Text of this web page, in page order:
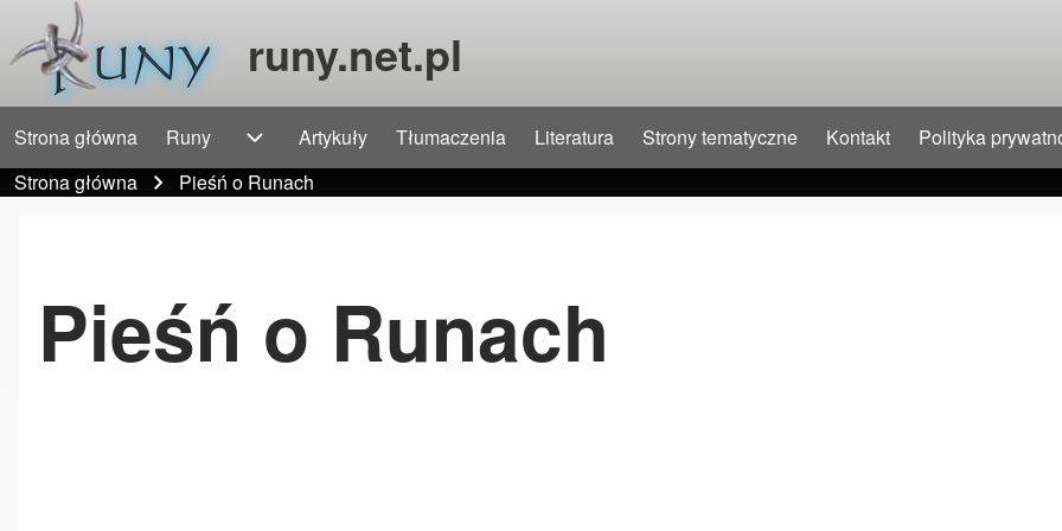
Szukaj
runy.net.pl
Główna nawigacja
Strona główna Runy
Runy sub-navigation
Artykuły Tłumaczenia Literatura Strony tematyczne Kontakt Polityka
Strona główna Pieśń o Runach
Pieśń o Runach